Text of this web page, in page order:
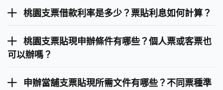
桃園支票借款利率是多少？票貼利息如何計算？
桃園支票貼現申辦條件有哪些？個人票或客票也
可以辦嗎？
申辦當舖支票貼現所需文件有哪些？不同票種準